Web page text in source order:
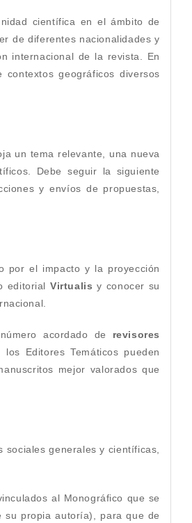
científica en el ámbito de
de diferentes nacionalidades y
internacional de la revista. En
geográficos diversos
un tema relevante, una nueva
Debe seguir la siguiente
y envíos de propuestas,
por el impacto y la proyección
editorial Virtualis y conocer su
acordado de
revisores
Editores Temáticos pueden
mejor valorados que
generales y científicas,
al Monográfico que se
su propia autoría), para que de